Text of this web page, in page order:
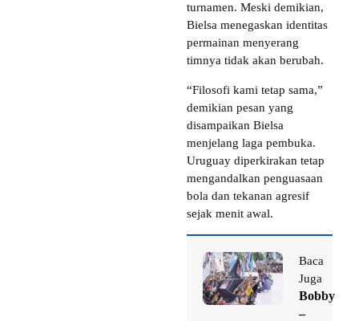
turnamen. Meski demikian,
Bielsa menegaskan identitas
permainan menyerang
timnya tidak akan berubah.
“Filosofi kami tetap sama,”
demikian pesan yang
disampaikan Bielsa
menjelang laga pembuka.
Uruguay diperkirakan tetap
mengandalkan penguasaan
bola dan tekanan agresif
sejak menit awal.
Baca
Juga
Bobby
–